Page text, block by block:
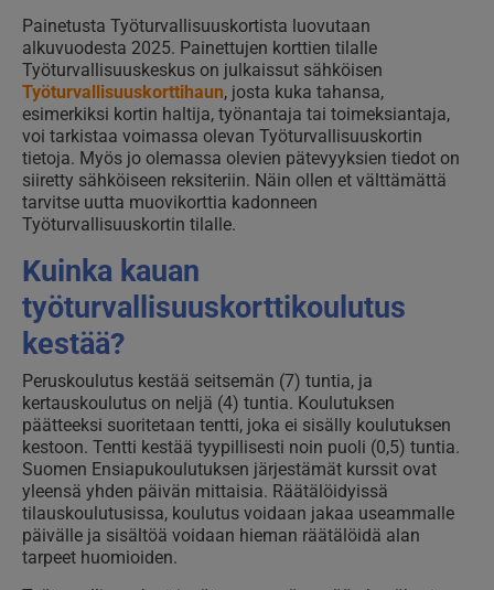
Painetusta Työturvallisuuskortista luovutaan
alkuvuodesta 2025. Painettujen korttien tilalle
Työturvallisuuskeskus on julkaissut sähköisen
Työturvallisuuskorttihaun, josta kuka tahansa,
esimerkiksi kortin haltija, työnantaja tai toimeksiantaja,
voi tarkistaa voimassa olevan Työturvallisuuskortin
tietoja. Myös jo olemassa olevien pätevyyksien tiedot on
siiretty sähköiseen reksiteriin. Näin ollen et välttämättä
tarvitse uutta muovikorttia kadonneen
Työturvallisuuskortin tilalle.
Kuinka kauan
työturvallisuuskorttikoulutus
kestää?
Peruskoulutus kestää seitsemän (7) tuntia, ja
kertauskoulutus on neljä (4) tuntia. Koulutuksen
päätteeksi suoritetaan tentti, joka ei sisälly koulutuksen
kestoon. Tentti kestää tyypillisesti noin puoli (0,5) tuntia.
Suomen Ensiapukoulutuksen järjestämät kurssit ovat
yleensä yhden päivän mittaisia. Räätälöidyissä
tilauskoulutusissa, koulutus voidaan jakaa useammalle
päivälle ja sisältöä voidaan hieman räätälöidä alan
tarpeet huomioiden.